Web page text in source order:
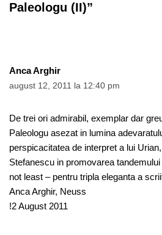
Paleologu (II)”
Anca Arghir
august 12, 2011 la 12:40 pm
De trei ori admirabil, exemplar dar
Paleologu asezat in lumina
perspicacitatea de interpret a lui
Stefanescu in promovarea
not least – pentru tripla eleganta a
Anca Arghir, Neuss
!2 August 2011